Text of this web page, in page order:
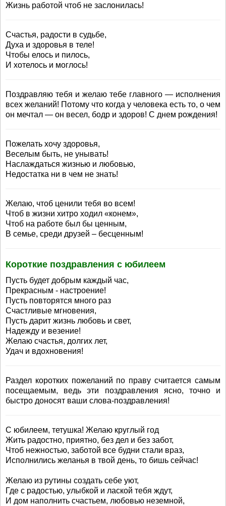
Жизнь работой чтоб не заслонилась!
Счастья, радости в судьбе,
Духа и здоровья в теле!
Чтобы елось и пилось,
И хотелось и моглось!
Поздравляю тебя и желаю тебе главного — исполнения
всех желаний! Потому что когда у человека есть то, о чем
он мечтал — он весел, бодр и здоров! С днем рождения!
Пожелать хочу здоровья,
Веселым быть, не унывать!
Наслаждаться жизнью и любовью,
Недостатка ни в чем не знать!
Желаю, чтоб ценили тебя во всем!
Чтоб в жизни хитро ходил «конем»,
Чтоб на работе был бы ценным,
В семье, среди друзей – бесценным!
Короткие поздравления с юбилеем
Пусть будет добрым каждый час,
Прекрасным - настроение!
Пусть повторятся много раз
Счастливые мгновения,
Пусть дарит жизнь любовь и свет,
Надежду и везение!
Желаю счастья, долгих лет,
Удач и вдохновения!
Раздел коротких пожеланий по праву считается самым
посещаемым, ведь эти поздравления ясно, точно и
быстро доносят ваши слова-поздравления!
С юбилеем, тетушка! Желаю круглый год
Жить радостно, приятно, без дел и без забот,
Чтоб нежностью, заботой все будни стали враз,
Исполнились желанья в твой день, то бишь сейчас!
Желаю из рутины создать себе уют,
Где с радостью, улыбкой и лаской тебя ждут,
И дом наполнить счастьем, любовью неземной,